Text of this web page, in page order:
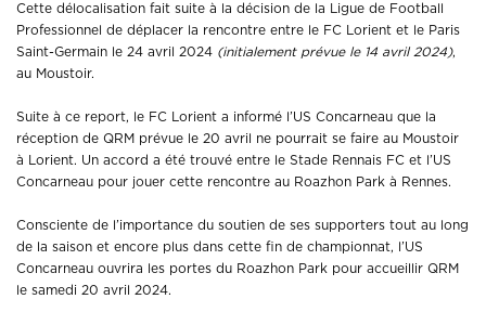
Cette délocalisation fait suite à la décision de la Ligue de Football
Professionnel de déplacer la rencontre entre le FC Lorient et le Paris
Saint-Germain le 24 avril 2024 (initialement prévue le 14 avril 2024),
au Moustoir.
Suite à ce report, le FC Lorient a informé l’US Concarneau que la
réception de QRM prévue le 20 avril ne pourrait se faire au Moustoir
à Lorient. Un accord a été trouvé entre le Stade Rennais FC et l’US
Concarneau pour jouer cette rencontre au Roazhon Park à Rennes.
Consciente de l’importance du soutien de ses supporters tout au long
de la saison et encore plus dans cette fin de championnat, l’US
Concarneau ouvrira les portes du Roazhon Park pour accueillir QRM
le samedi 20 avril 2024.